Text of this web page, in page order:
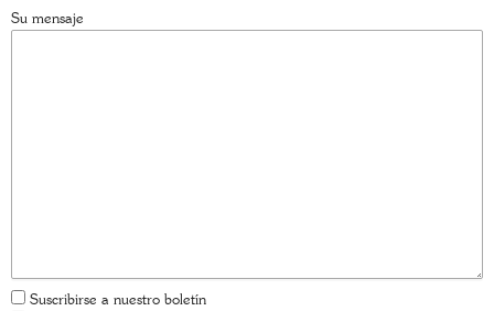
Su mensaje
Suscribirse a nuestro boletín